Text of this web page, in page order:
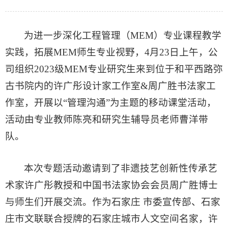
为进一步深化工程管理（MEM）专业课程教学
实践，拓展MEM师生专业视野，4月23日上午，公
司组织2023级MEM专业研究生来到位于和平西路弥
古书院内的许广彤设计家工作室&周广胜书法家工
作室，开展以“管理沟通”为主题的移动课堂活动，
活动由专业教师陈亮和研究生辅导员老师曹洋带
队。
本次专题活动邀请到了非遗技艺创新性传承艺
术家许广彤教授和中国书法家协会会员周广胜博士
与师生们开展交流。作为石家庄 市委宣传部、石家
庄市文联联合授牌的石家庄城市人文空间名家，许